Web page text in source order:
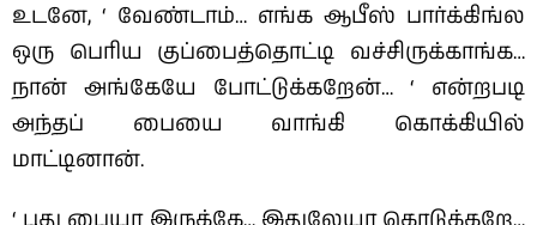
உடனே, ‘ வேண்டாம்… எங்க ஆபீஸ் பார்க்கிங்ல
ஒரு பெரிய குப்பைத்தொட்டி வச்சிருக்காங்க…
நான் அங்கேயே போட்டுக்கறேன்… ‘ என்றபடி
அந்தப் பையை வாங்கி கொக்கியில்
மாட்டினான்.